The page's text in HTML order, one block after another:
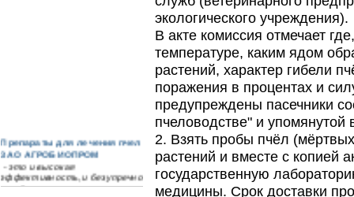
Препараты для лечения пчел
ЗАО АГРОБИОПРОМ
- это и высокая
эффективность, и безупречно
стабильные качество…
экологического учреждения).
В акте комиссия отмечает
температуре, каким ядом
растений, характер гибели
поражения в процентах и
предупреждены пасечники
пчеловодстве" и упомянутой
2. Взять пробы пчёл
растений и вместе с копией
государственную
медицины. Срок доставки